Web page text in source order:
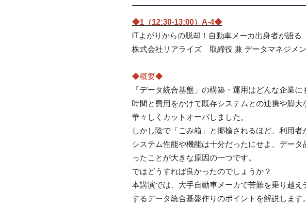
◆1（12:30-13:00）A-4◆
ITよがりからの脱却！自動車メーカ出身者が語る
株式会社リアライズ 取締役 兼 データマネジメ
◆概要◆
「データ統合基盤」の構築・運用はどんな企業
時間と費用をかけて既存システムとの連携や膨
華々しくカットオーバしました。
しかし陰で「ごみ箱」と揶揄されるほど、利用
システム性能や機能は十分だったにせよ、デー
ったことが大きな原因の一つです。
ではどうすれば良かったのでしょうか？
本講演では、大手自動車メーカで苦難を乗り越
するデータ統合基盤作りのポイントを解説します。